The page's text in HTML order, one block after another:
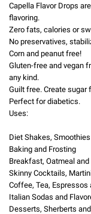
Capella Flavor Drops
flavoring.
Zero fats, calories or
No preservatives,
Corn and peanut free!
Gluten-free and vegan
any kind.
Guilt free. Create sugar
Perfect for diabetics.
Uses:
Diet Shakes,
Baking and Frosting
Breakfast, Oatmeal and
Skinny Cocktails,
Coffee, Tea, Espressos
Italian Sodas and
Desserts, Sherberts